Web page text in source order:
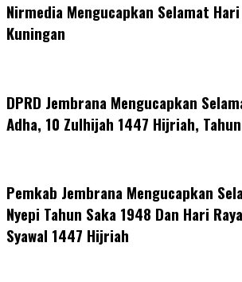
Nirmedia Mengucapkan Selamat Hari
Kuningan
DPRD Jembrana Mengucapkan
Adha, 10 Zulhijah 1447 Hijriah,
Pemkab Jembrana Mengucapkan
Nyepi Tahun Saka 1948 Dan Hari
Syawal 1447 Hijriah